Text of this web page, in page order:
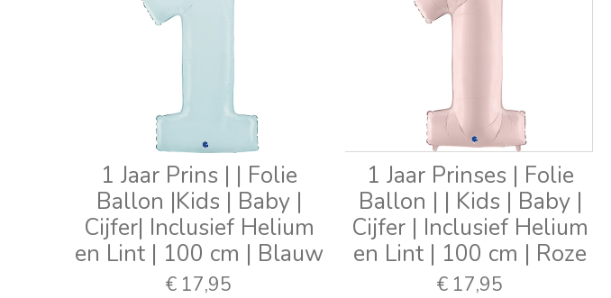
1 Jaar Prins | | Folie
Ballon |Kids | Baby |
Cijfer| Inclusief Helium
en Lint | 100 cm | Blauw
€ 17,95
1 Jaar Prinses | Folie
Ballon | | Kids | Baby |
Cijfer | Inclusief Helium
en Lint | 100 cm | Roze
€ 17,95